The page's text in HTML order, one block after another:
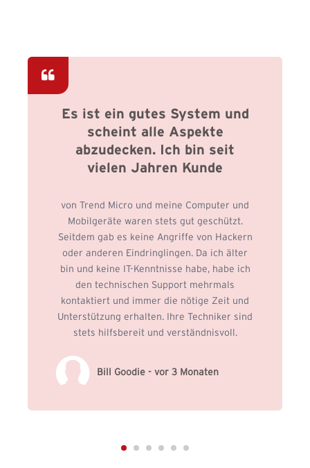
Es ist ein gutes System und
scheint alle Aspekte
abzudecken. Ich bin seit
vielen Jahren Kunde
von Trend Micro und meine Computer und
Mobilgeräte waren stets gut geschützt.
Seitdem gab es keine Angriffe von Hackern
oder anderen Eindringlingen. Da ich älter
bin und keine IT-Kenntnisse habe, habe ich
den technischen Support mehrmals
kontaktiert und immer die nötige Zeit und
Unterstützung erhalten. Ihre Techniker sind
stets hilfsbereit und verständnisvoll.
Bill Goodie - vor 3 Monaten